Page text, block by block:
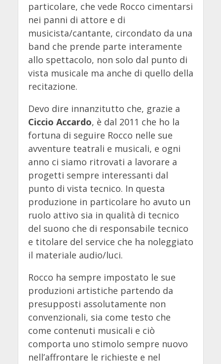
particolare, che vede Rocco cimentarsi
nei panni di attore e di
musicista/cantante, circondato da una
band che prende parte interamente
allo spettacolo, non solo dal punto di
vista musicale ma anche di quello della
recitazione.
Devo dire innanzitutto che, grazie a
Ciccio Accardo, è dal 2011 che ho la
fortuna di seguire Rocco nelle sue
avventure teatrali e musicali, e ogni
anno ci siamo ritrovati a lavorare a
progetti sempre interessanti dal
punto di vista tecnico. In questa
produzione in particolare ho avuto un
ruolo attivo sia in qualità di tecnico
del suono che di responsabile tecnico
e titolare del service che ha noleggiato
il materiale audio/luci.
Rocco ha sempre impostato le sue
produzioni artistiche partendo da
presupposti assolutamente non
convenzionali, sia come testo che
come contenuti musicali e ciò
comporta uno stimolo sempre nuovo
nell’affrontare le richieste e nel